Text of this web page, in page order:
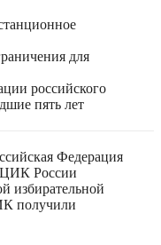
для
российского
пять лет
Федерация
ЦИК России
избирательной
получили